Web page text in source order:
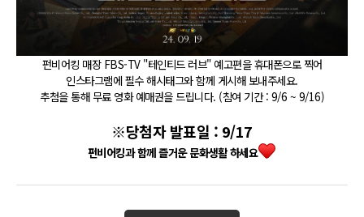
펀비어킹 매장 FBS-TV "테인티드 러브" 예고편을 휴대폰으로 찍어
인스타그램에 필수 해시태그와 함께 게시해 보내주세요.
추첨을 통해 무료 영화 예매권을 드립니다. (참여 기간 : 9/6 ~ 9/16)
※당첨자 발표일 : 9/17
펀비어킹과 함께 즐거운 문화생활 하세요